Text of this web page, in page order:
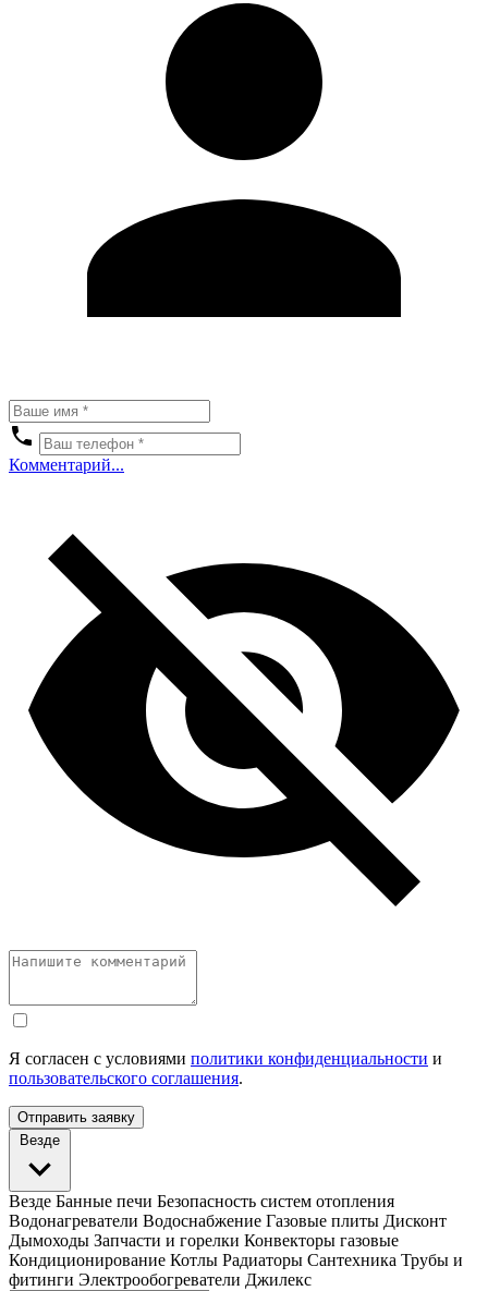
Комментарий...
Я согласен с условиями политики конфиденциальности и
пользовательского соглашения.
Отправить заявку
Везде
Везде Банные печи Безопасность систем отопления
Водонагреватели Водоснабжение Газовые плиты Дисконт
Дымоходы Запчасти и горелки Конвекторы газовые
Кондиционирование Котлы Радиаторы Сантехника Трубы и
фитинги Электрообогреватели Джилекс